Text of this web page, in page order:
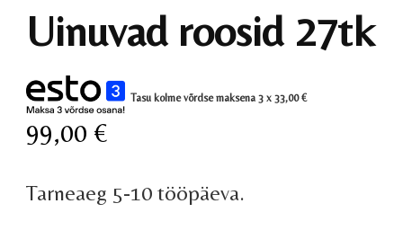
Uinuvad roosid 27tk
Tasu kolme võrdse maksena 3 x 33,00€
99,00 €
Tarneaeg 5-10 tööpäeva.